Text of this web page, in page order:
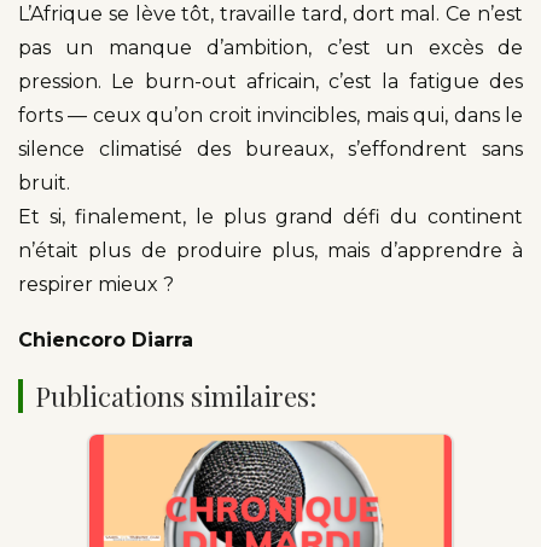
L’Afrique se lève tôt, travaille tard, dort mal. Ce n’est
pas un manque d’ambition, c’est un excès de
pression. Le burn-out africain, c’est la fatigue des
forts — ceux qu’on croit invincibles, mais qui, dans le
silence climatisé des bureaux, s’effondrent sans
bruit.
Et si, finalement, le plus grand défi du continent
n’était plus de produire plus, mais d’apprendre à
respirer mieux ?
Chiencoro Diarra
Publications similaires: